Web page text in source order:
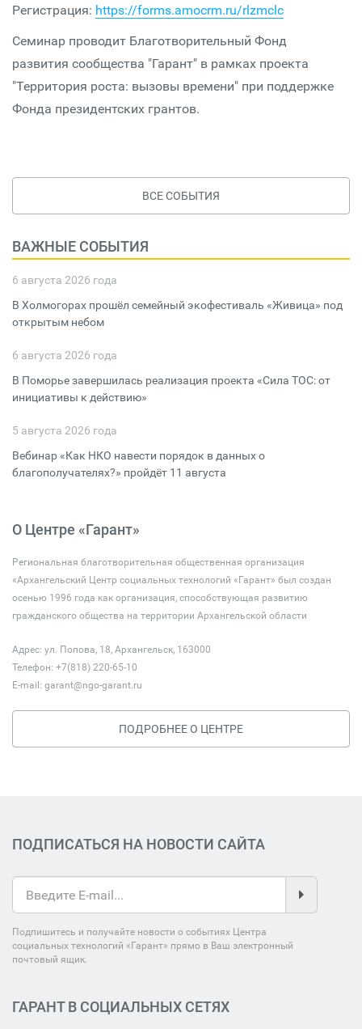
Регистрация: https://forms.amocrm.ru/rlzmclc
Семинар проводит Благотворительный Фонд
развития сообщества "Гарант" в рамках проекта
"Территория роста: вызовы времени" при поддержке
Фонда президентских грантов.
ВСЕ СОБЫТИЯ
ВАЖНЫЕ СОБЫТИЯ
6 августа 2026 года
В Холмогорах прошёл семейный экофестиваль «Живица» под
открытым небом
6 августа 2026 года
В Поморье завершилась реализация проекта «Сила ТОС: от
инициативы к действию»
5 августа 2026 года
Вебинар «Как НКО навести порядок в данных о
благополучателях?» пройдёт 11 августа
О Центре «Гарант»
Региональная благотворительная общественная организация
«Архангельский Центр социальных технологий «Гарант» был создан
осенью 1996 года как организация, способствующая развитию
гражданского общества на территории Архангельской области
Адрес: ул. Попова, 18, Архангельск, 163000
Телефон: +7(818) 220-65-10
E-mail: garant@ngo-garant.ru
ПОДРОБНЕЕ О ЦЕНТРЕ
ПОДПИСАТЬСЯ НА НОВОСТИ САЙТА
Подпишитесь и получайте новости о событиях Центра
социальных технологий «Гарант» прямо в Ваш электронный
почтовый ящик.
ГАРАНТ В СОЦИАЛЬНЫХ СЕТЯХ